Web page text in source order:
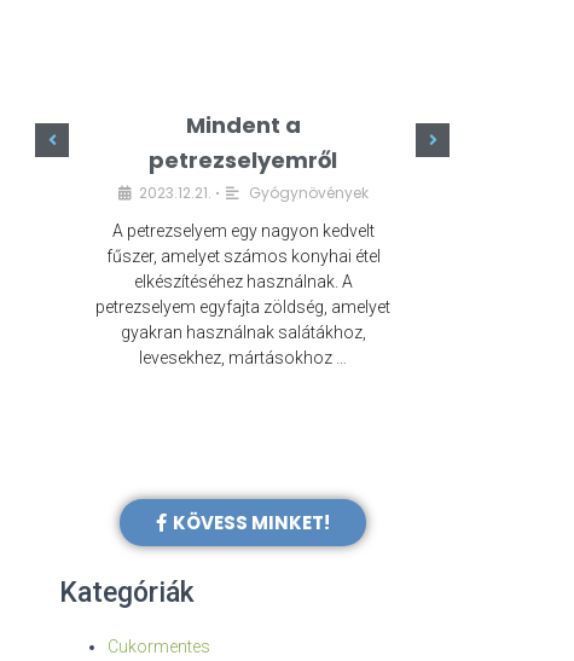
Mindent a
petrezselyemről
2023.12.21. • Gyógynövények
A petrezselyem egy nagyon kedvelt
fűszer, amelyet számos konyhai étel
elkészítéséhez használnak. A
petrezselyem egyfajta zöldség, amelyet
gyakran használnak salátákhoz,
levesekhez, mártásokhoz …
KÖVESS MINKET!
Kategóriák
Cukormentes